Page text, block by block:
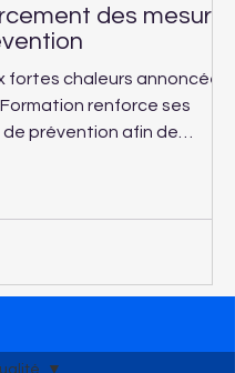
des mesures
fortes chaleurs annoncées,
renforce ses
de prévention afin de